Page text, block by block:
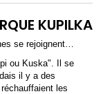
KUPILKA
se rejoignent…
ou Kuska". Il se
il y a des
les